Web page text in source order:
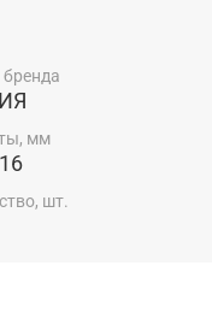
для
пружинная
мм
шт.